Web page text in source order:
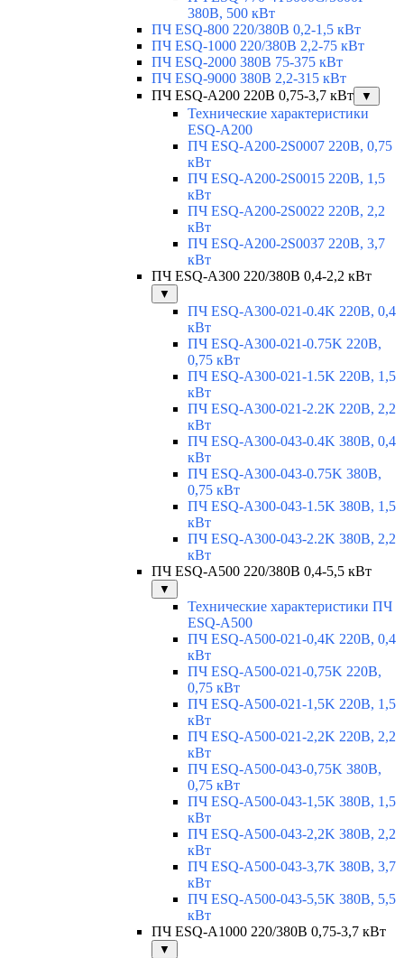
380В, 500 кВт
ПЧ ESQ-800 220/380В 0,2-1,5 кВт
ПЧ ESQ-1000 220/380В 2,2-75 кВт
ПЧ ESQ-2000 380В 75-375 кВт
ПЧ ESQ-9000 380В 2,2-315 кВт
ПЧ ESQ-A200 220В 0,75-3,7 кВт
▼
Технические характеристики
ESQ-A200
ПЧ ESQ-A200-2S0007 220В, 0,75
кВт
ПЧ ESQ-A200-2S0015 220В, 1,5
кВт
ПЧ ESQ-A200-2S0022 220В, 2,2
кВт
ПЧ ESQ-A200-2S0037 220В, 3,7
кВт
ПЧ ESQ-A300 220/380В 0,4-2,2 кВт
▼
ПЧ ESQ-A300-021-0.4K 220В, 0,4
кВт
ПЧ ESQ-A300-021-0.75K 220В,
0,75 кВт
ПЧ ESQ-A300-021-1.5K 220В, 1,5
кВт
ПЧ ESQ-A300-021-2.2K 220В, 2,2
кВт
ПЧ ESQ-A300-043-0.4K 380В, 0,4
кВт
ПЧ ESQ-A300-043-0.75K 380В,
0,75 кВт
ПЧ ESQ-A300-043-1.5K 380В, 1,5
кВт
ПЧ ESQ-A300-043-2.2K 380В, 2,2
кВт
ПЧ ESQ-A500 220/380В 0,4-5,5 кВт
▼
Технические характеристики ПЧ
ESQ-A500
ПЧ ESQ-A500-021-0,4K 220В, 0,4
кВт
ПЧ ESQ-A500-021-0,75K 220В,
0,75 кВт
ПЧ ESQ-A500-021-1,5K 220В, 1,5
кВт
ПЧ ESQ-A500-021-2,2K 220В, 2,2
кВт
ПЧ ESQ-A500-043-0,75K 380В,
0,75 кВт
ПЧ ESQ-A500-043-1,5K 380В, 1,5
кВт
ПЧ ESQ-A500-043-2,2K 380В, 2,2
кВт
ПЧ ESQ-A500-043-3,7K 380В, 3,7
кВт
ПЧ ESQ-A500-043-5,5K 380В, 5,5
кВт
ПЧ ESQ-A1000 220/380В 0,75-3,7 кВт
▼